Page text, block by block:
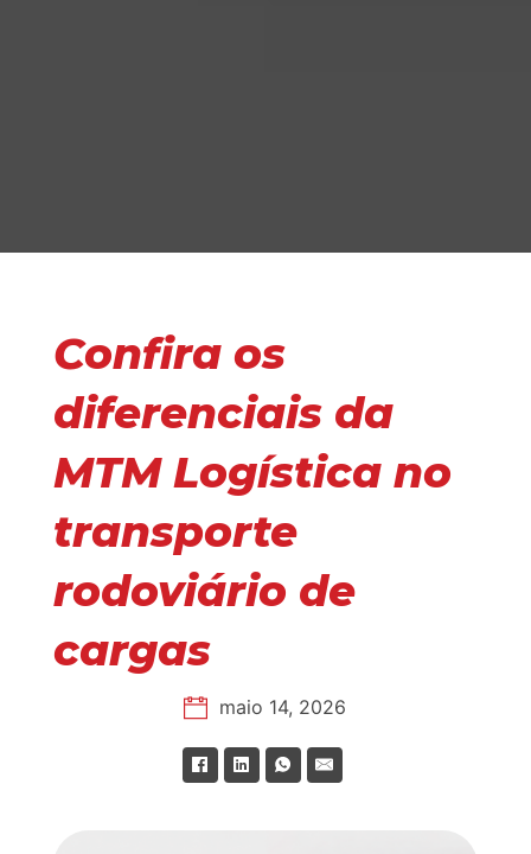
Confira os
diferenciais da
MTM Logística no
transporte
rodoviário de
cargas
maio 14, 2026